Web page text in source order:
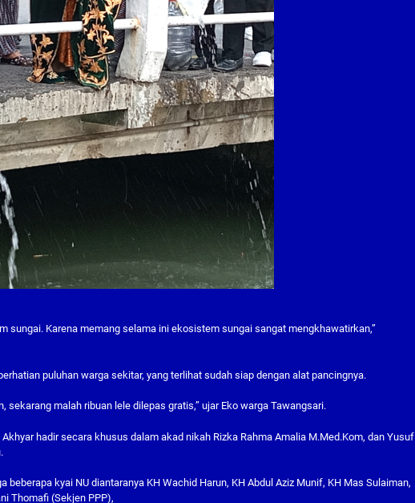
sungai. Karena memang selama ini ekosistem sungai sangat mengkhawatirkan,”
puluhan warga sekitar, yang terlihat sudah siap dengan alat pancingnya.
sekarang malah ribuan lele dilepas gratis,” ujar Eko warga Tawangsari.
hadir secara khusus dalam akad nikah Rizka Rahma Amalia M.Med.Kom, dan Yusuf
beberapa kyai NU diantaranya KH Wachid Harun, KH Abdul Aziz Munif, KH Mas Sulaiman,
Thomafi (Sekjen PPP),